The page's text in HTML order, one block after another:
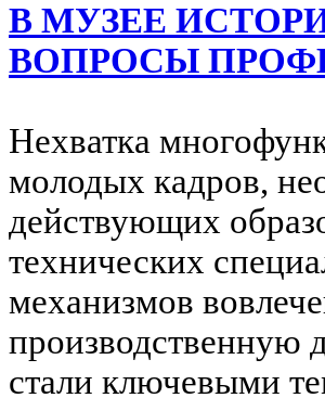
В МУЗЕЕ
ВОПРОСЫ
Нехватка
молодых кадров,
действующих
технических
механизмов
производственную
стали ключевыми